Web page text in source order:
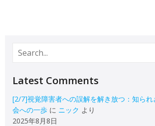
Latest Comments
[2/7]視覚障害者への誤解を解き放つ：知ら
会への一歩 に ニック より
2025年8月8日